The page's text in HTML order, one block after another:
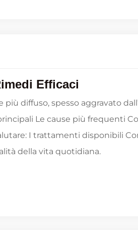
Efficaci
diffuso, spesso aggravato
Le cause più frequenti
I trattamenti disponibili
della vita quotidiana.